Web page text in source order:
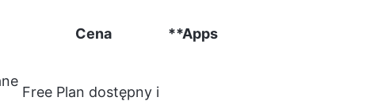
Cena **Apps
Free Plan dostępny i